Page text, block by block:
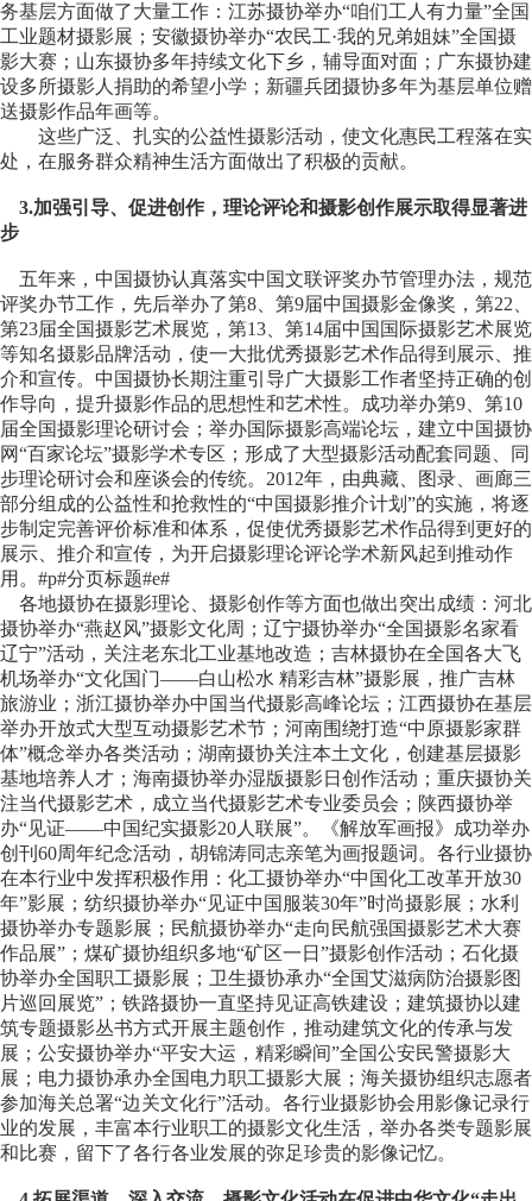
务基层方面做了大量工作：江苏摄协举办“咱们工人有力量”全国
工业题材摄影展；安徽摄协举办“农民工·我的兄弟姐妹”全国摄
影大赛；山东摄协多年持续文化下乡，辅导面对面；广东摄协建
设多所摄影人捐助的希望小学；新疆兵团摄协多年为基层单位赠
送摄影作品年画等。
这些广泛、扎实的公益性摄影活动，使文化惠民工程落在实
处，在服务群众精神生活方面做出了积极的贡献。
3.加强引导、促进创作，理论评论和摄影创作展示取得显著进
步
五年来，中国摄协认真落实中国文联评奖办节管理办法，规范
评奖办节工作，先后举办了第8、第9届中国摄影金像奖，第22、
第23届全国摄影艺术展览，第13、第14届中国国际摄影艺术展览
等知名摄影品牌活动，使一大批优秀摄影艺术作品得到展示、推
介和宣传。中国摄协长期注重引导广大摄影工作者坚持正确的创
作导向，提升摄影作品的思想性和艺术性。成功举办第9、第10
届全国摄影理论研讨会；举办国际摄影高端论坛，建立中国摄协
网“百家论坛”摄影学术专区；形成了大型摄影活动配套同题、同
步理论研讨会和座谈会的传统。2012年，由典藏、图录、画廊三
部分组成的公益性和抢救性的“中国摄影推介计划”的实施，将逐
步制定完善评价标准和体系，促使优秀摄影艺术作品得到更好的
展示、推介和宣传，为开启摄影理论评论学术新风起到推动作
用。#p#分页标题#e#
各地摄协在摄影理论、摄影创作等方面也做出突出成绩：河北
摄协举办“燕赵风”摄影文化周；辽宁摄协举办“全国摄影名家看
辽宁”活动，关注老东北工业基地改造；吉林摄协在全国各大飞
机场举办“文化国门——白山松水 精彩吉林”摄影展，推广吉林
旅游业；浙江摄协举办中国当代摄影高峰论坛；江西摄协在基层
举办开放式大型互动摄影艺术节；河南围绕打造“中原摄影家群
体”概念举办各类活动；湖南摄协关注本土文化，创建基层摄影
基地培养人才；海南摄协举办湿版摄影日创作活动；重庆摄协关
注当代摄影艺术，成立当代摄影艺术专业委员会；陕西摄协举
办“见证——中国纪实摄影20人联展”。《解放军画报》成功举办
创刊60周年纪念活动，胡锦涛同志亲笔为画报题词。各行业摄协
在本行业中发挥积极作用：化工摄协举办“中国化工改革开放30
年”影展；纺织摄协举办“见证中国服装30年”时尚摄影展；水利
摄协举办专题影展；民航摄协举办“走向民航强国摄影艺术大赛
作品展”；煤矿摄协组织多地“矿区一日”摄影创作活动；石化摄
协举办全国职工摄影展；卫生摄协承办“全国艾滋病防治摄影图
片巡回展览”；铁路摄协一直坚持见证高铁建设；建筑摄协以建
筑专题摄影丛书方式开展主题创作，推动建筑文化的传承与发
展；公安摄协举办“平安大运，精彩瞬间”全国公安民警摄影大
展；电力摄协承办全国电力职工摄影大展；海关摄协组织志愿者
参加海关总署“边关文化行”活动。各行业摄影协会用影像记录行
业的发展，丰富本行业职工的摄影文化生活，举办各类专题影展
和比赛，留下了各行各业发展的弥足珍贵的影像记忆。